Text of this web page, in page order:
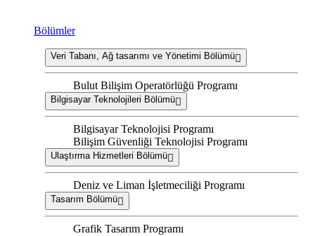
Bölümler
Veri Tabanı, Ağ tasarımı ve Yönetimi Bölümü
Bulut Bilişim Operatörlüğü Programı
Bilgisayar Teknolojileri Bölümü
Bilgisayar Teknolojisi Programı
Bilişim Güvenliği Teknolojisi Programı
Ulaştırma Hizmetleri Bölümü
Deniz ve Liman İşletmeciliği Programı
Tasarım Bölümü
Grafik Tasarım Programı